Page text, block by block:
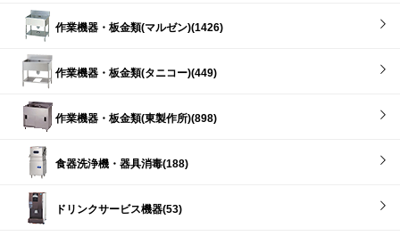
作業機器・板金類(マルゼン)(1426)
作業機器・板金類(タニコー)(449)
作業機器・板金類(東製作所)(898)
食器洗浄機・器具消毒(188)
ドリンクサービス機器(53)